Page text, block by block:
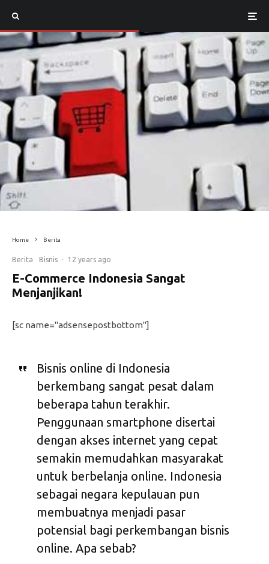
Home Berita
Berita Bisnis · 12 years ago
E-Commerce Indonesia Sangat
Menjanjikan!
[sc name="adsensepostbottom"]
Bisnis online di Indonesia
berkembang sangat pesat dalam
beberapa tahun terakhir.
Penggunaan smartphone disertai
dengan akses internet yang cepat
semakin memudahkan masyarakat
untuk berbelanja online. Indonesia
sebagai negara kepulauan pun
membuatnya menjadi pasar
potensial bagi perkembangan bisnis
online. Apa sebab?